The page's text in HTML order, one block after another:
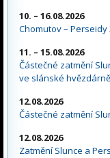
10. – 16.08.2026
Chomutov – Perseidy
11. – 15.08.2026
Částečné zatmění
ve slánské hvězdárně
12.08.2026
Částečné zatmění
12.08.2026
Zatmění Slunce a